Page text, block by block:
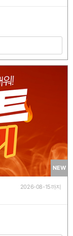
NEW
2026-08-15까지